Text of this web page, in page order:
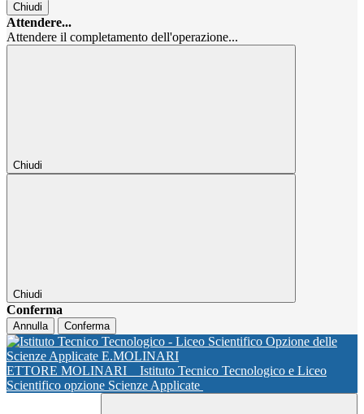
Chiudi
Attendere...
Attendere il completamento dell'operazione...
Chiudi
Chiudi
Conferma
Annulla Conferma
ETTORE MOLINARI
Istituto Tecnico Tecnologico e Liceo
Scientifico opzione Scienze Applicate